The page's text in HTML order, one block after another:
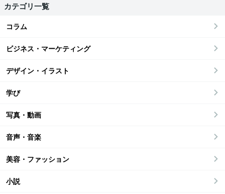
カテゴリ一覧
コラム
ビジネス・マーケティング
デザイン・イラスト
学び
写真・動画
音声・音楽
美容・ファッション
小説